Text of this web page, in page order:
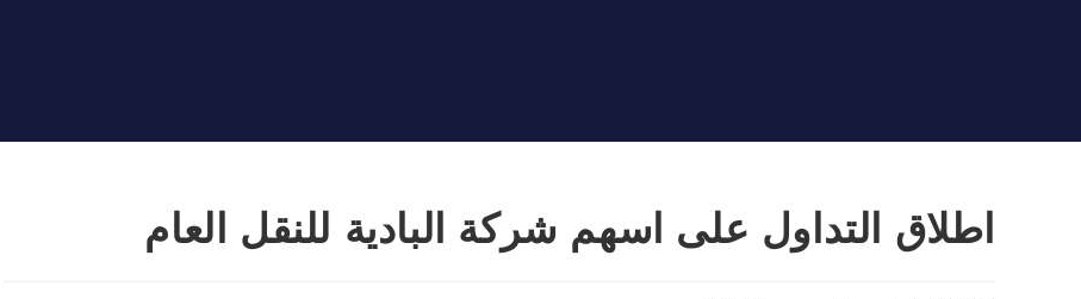
اطلاق التداول على اسهم شركة البادية للنقل العام